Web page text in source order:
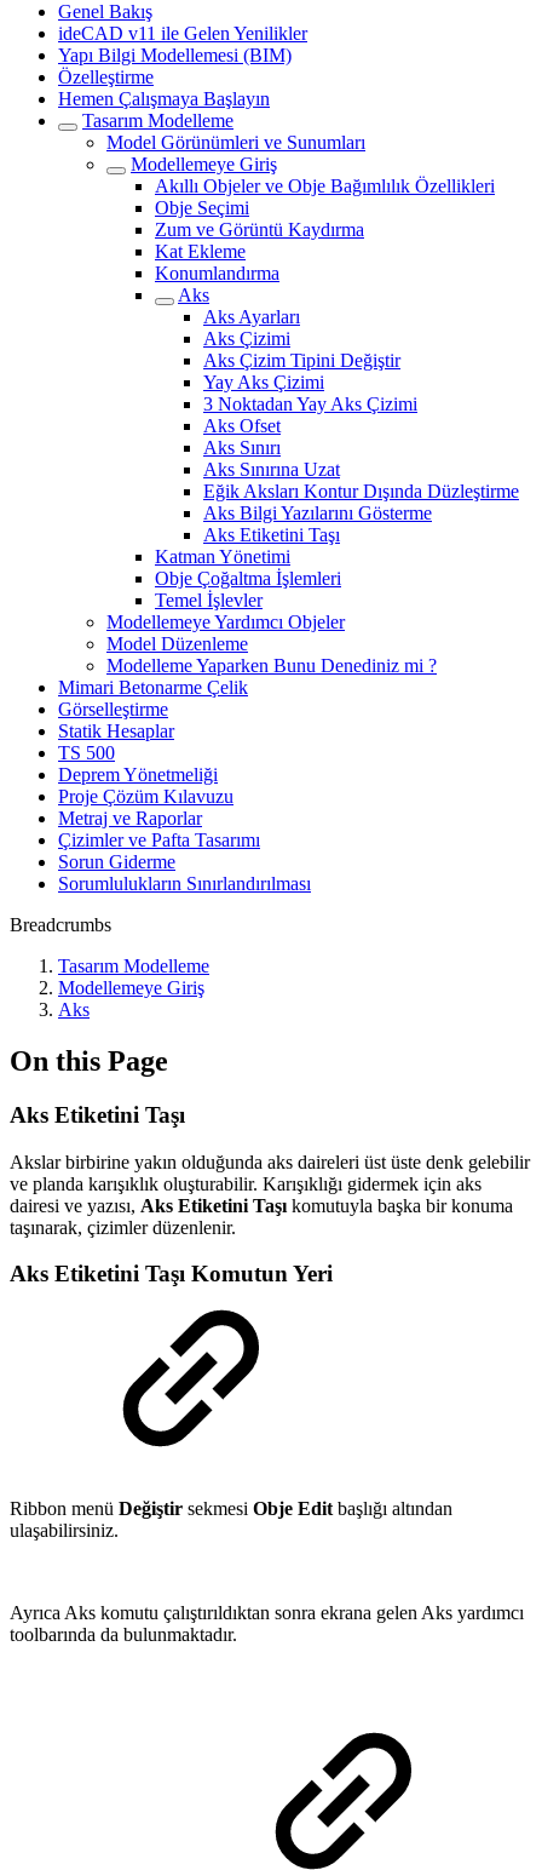
Genel Bakış
ideCAD v11 ile Gelen Yenilikler
Yapı Bilgi Modellemesi (BIM)
Özelleştirme
Hemen Çalışmaya Başlayın
Tasarım Modelleme
Model Görünümleri ve Sunumları
Modellemeye Giriş
Akıllı Objeler ve Obje Bağımlılık Özellikleri
Obje Seçimi
Zum ve Görüntü Kaydırma
Kat Ekleme
Konumlandırma
Aks
Aks Ayarları
Aks Çizimi
Aks Çizim Tipini Değiştir
Yay Aks Çizimi
3 Noktadan Yay Aks Çizimi
Aks Ofset
Aks Sınırı
Aks Sınırına Uzat
Eğik Aksları Kontur Dışında Düzleştirme
Aks Bilgi Yazılarını Gösterme
Aks Etiketini Taşı
Katman Yönetimi
Obje Çoğaltma İşlemleri
Temel İşlevler
Modellemeye Yardımcı Objeler
Model Düzenleme
Modelleme Yaparken Bunu Denediniz mi ?
Mimari Betonarme Çelik
Görselleştirme
Statik Hesaplar
TS 500
Deprem Yönetmeliği
Proje Çözüm Kılavuzu
Metraj ve Raporlar
Çizimler ve Pafta Tasarımı
Sorun Giderme
Sorumlulukların Sınırlandırılması
Breadcrumbs
Tasarım Modelleme
Modellemeye Giriş
Aks
On this Page
Aks Etiketini Taşı
Akslar birbirine yakın olduğunda aks daireleri üst üste denk gelebilir
ve planda karışıklık oluşturabilir. Karışıklığı gidermek için aks
dairesi ve yazısı, Aks Etiketini Taşı komutuyla başka bir konuma
taşınarak, çizimler düzenlenir.
Aks Etiketini Taşı Komutun Yeri
Ribbon menü Değiştir sekmesi Obje Edit başlığı altından
ulaşabilirsiniz.
Ayrıca Aks komutu çalıştırıldıktan sonra ekrana gelen Aks yardımcı
toolbarında da bulunmaktadır.